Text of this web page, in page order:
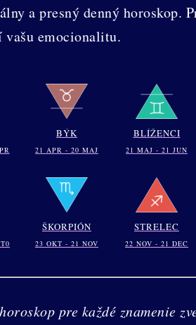
a presný denný horoskop.
vašu emocionalitu.
BÝK
21 APR - 20 MAJ
BLÍŽENCI
21 MAJ - 21 JUN
ŠKORPIÓN
23 OKT - 21 NOV
STRELEC
22 NOV - 21 DEC
pre každé znamenie